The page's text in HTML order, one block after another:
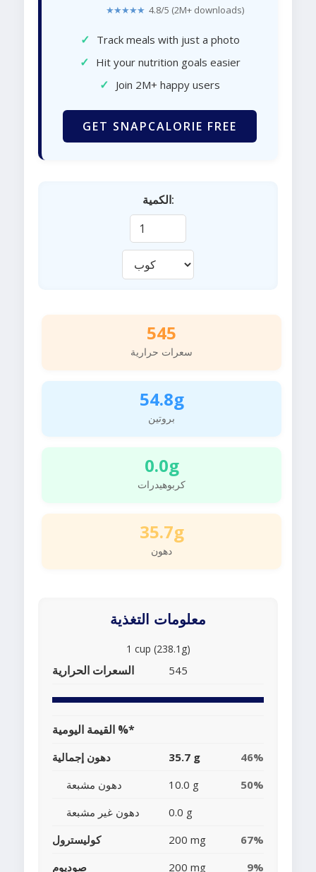
★★★★★ 4.8/5 (2M+ downloads)
✓ Track meals with just a photo
✓ Hit your nutrition goals easier
✓ Join 2M+ happy users
GET SNAPCALORIE FREE
الكمية:
545
سعرات حرارية
54.8g
بروتين
0.0g
كربوهيدرات
35.7g
دهون
معلومات التغذية
1 cup (238.1g)
السعرات الحرارية 545
القيمة اليومية %*
دهون إجمالية 35.7 g
46%
دهون مشبعة
10.0 g
50%
دهون غير مشبعة
0.0 g
كوليسترول
200 mg
67%
صوديوم
200 mg 9%